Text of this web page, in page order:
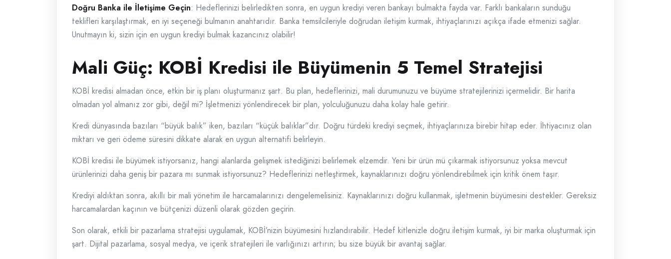
Doğru Banka ile İletişime Geçin: Hedeflerinizi belirledikten sonra, en uygun krediyi veren bankayı bulmakta fayda var. Farklı bankaların sunduğu
teklifleri karşılaştırmak, en iyi seçeneği bulmanın anahtarıdır. Banka temsilcileriyle doğrudan iletişim kurmak, ihtiyaçlarınızı açıkça ifade etmenizi sağlar.
Unutmayın ki, sizin için en uygun krediyi bulmak kazancınız olabilir!
Mali Güç: KOBİ Kredisi ile Büyümenin 5 Temel Stratejisi
KOBİ kredisi almadan önce, etkin bir iş planı oluşturmanız şart. Bu plan, hedeflerinizi, mali durumunuzu ve büyüme stratejilerinizi içermelidir. Bir harita
olmadan yol almanız zor gibi, değil mi? İşletmenizi yönlendirecek bir plan, yolculuğunuzu daha kolay hale getirir.
Kredi dünyasında bazıları “büyük balık” iken, bazıları “küçük balıklar”dır. Doğru türdeki krediyi seçmek, ihtiyaçlarınıza birebir hitap eder. İhtiyacınız olan
miktarı ve geri ödeme süresini dikkate alarak en uygun alternatifi belirleyin.
KOBİ kredisi ile büyümek istiyorsanız, hangi alanlarda gelişmek istediğinizi belirlemek elzemdir. Yeni bir ürün mü çıkarmak istiyorsunuz yoksa mevcut
ürünlerinizi daha geniş bir pazara mı sunmak istiyorsunuz? Hedeflerinizi netleştirmek, kaynaklarınızı doğru yönlendirebilmek için kritik önem taşır.
Krediyi aldıktan sonra, akıllı bir mali yönetim ile harcamalarınızı dengelemelisiniz. Kaynaklarınızı doğru kullanmak, işletmenin büyümesini destekler. Gereksiz
harcamalardan kaçının ve bütçenizi düzenli olarak gözden geçirin.
Son olarak, etkili bir pazarlama stratejisi uygulamak, KOBİ’nizin büyümesini hızlandırabilir. Hedef kitlenizle doğru iletişim kurmak, iyi bir marka oluşturmak için
şart. Dijital pazarlama, sosyal medya, ve içerik stratejileri ile varlığınızı artırın; bu size büyük bir avantaj sağlar.